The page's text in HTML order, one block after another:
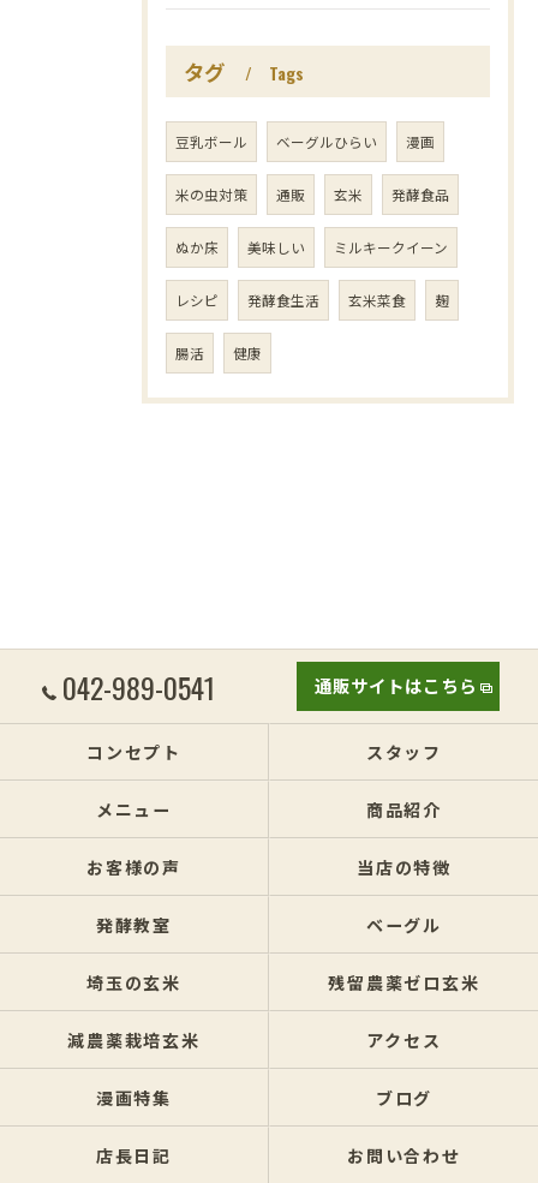
タグ Tags
豆乳ボール ベーグルひらい 漫画
米の虫対策 通販 玄米 発酵食品
ぬか床 美味しい ミルキークイーン
レシピ 発酵食生活 玄米菜食 麹
腸活 健康
042-989-0541 通販サイトはこちら
コンセプト スタッフ
メニュー 商品紹介
お客様の声 当店の特徴
発酵教室 ベーグル
埼玉の玄米 残留農薬ゼロ玄米
減農薬栽培玄米 アクセス
漫画特集 ブログ
店長日記 お問い合わせ